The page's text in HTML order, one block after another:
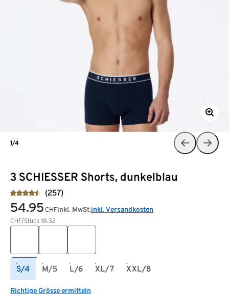
3 SCHIESSER Shorts, dunkelblau
(257)
54.95 CHF
CHF/Stück 18.32
inkl. MwSt.inkl. Versandkosten
S/4 M/5 L/6 XL/7 XXL/8
Richtige Grösse ermitteln
1/4